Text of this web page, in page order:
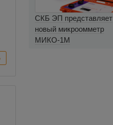
СКБ ЭП представляет
новый микроомметр
МИКО-1М